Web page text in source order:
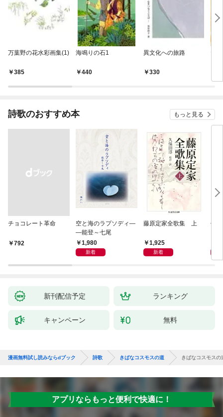
万葉野の花水彩画集(1)
385
海鳴りの石1
440
異文化への旅路
330
た
詩歌のおすすめ本 もっと見る
チョコレート革命
￥792
空と海のラプソディ―
―能登～七尾
1,980
新着
藤原定家全歌集 上
1,925
新着
俳
新刊配信予定 ランキング
キャンペーン 無料
漫画無料試し読みならdブック 詩歌 きばなコスモスの道 きばなコスモスの
アプリならもっと便利で快適に！